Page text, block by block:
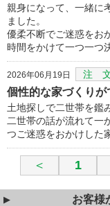
親身になって、一緒に
ました。
優柔不断でご迷惑をお
時間をかけて一つ一つ
2026年06月19日 注
個性的な家づくり
土地探しで二世帯を鑑
二世帯の話が流れて一
つご迷惑をおかけした
＜ 1
お客様